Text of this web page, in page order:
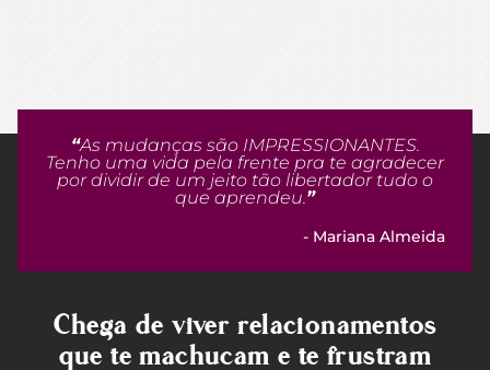
“As mudanças são IMPRESSIONANTES.
Tenho uma vida pela frente pra te agradecer
por dividir de um jeito tão libertador tudo o
que aprendeu.”
- Mariana Almeida
Chega de viver relacionamentos
que te machucam e te frustram